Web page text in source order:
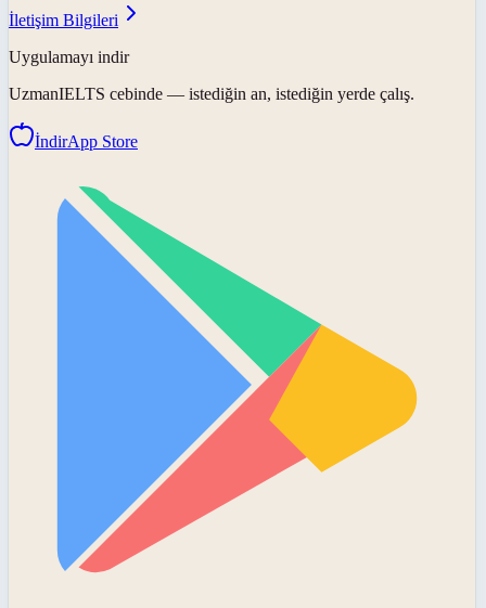
İletişim Bilgileri
Uygulamayı indir
UzmanIELTS cebinde — istediğin an, istediğin yerde çalış.
İndirApp Store